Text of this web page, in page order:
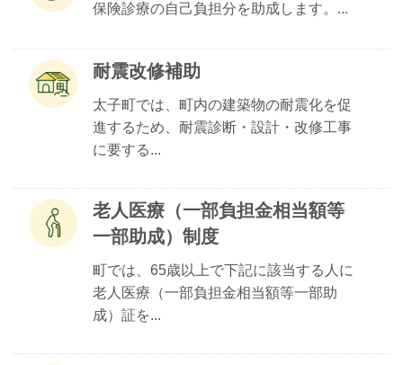
保険診療の自己負担分を助成します。...
耐震改修補助
太子町では、町内の建築物の耐震化を促
進するため、耐震診断・設計・改修工事
に要する...
老人医療（一部負担金相当額等
一部助成）制度
町では、65歳以上で下記に該当する人に
老人医療（一部負担金相当額等一部助
成）証を...